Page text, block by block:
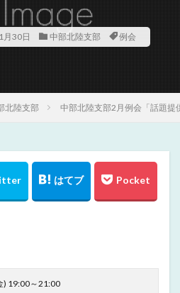
月30日 中部北陸支部 例会
北陸支部 中部北陸支部2月例会「話題
) 19:00～21:00